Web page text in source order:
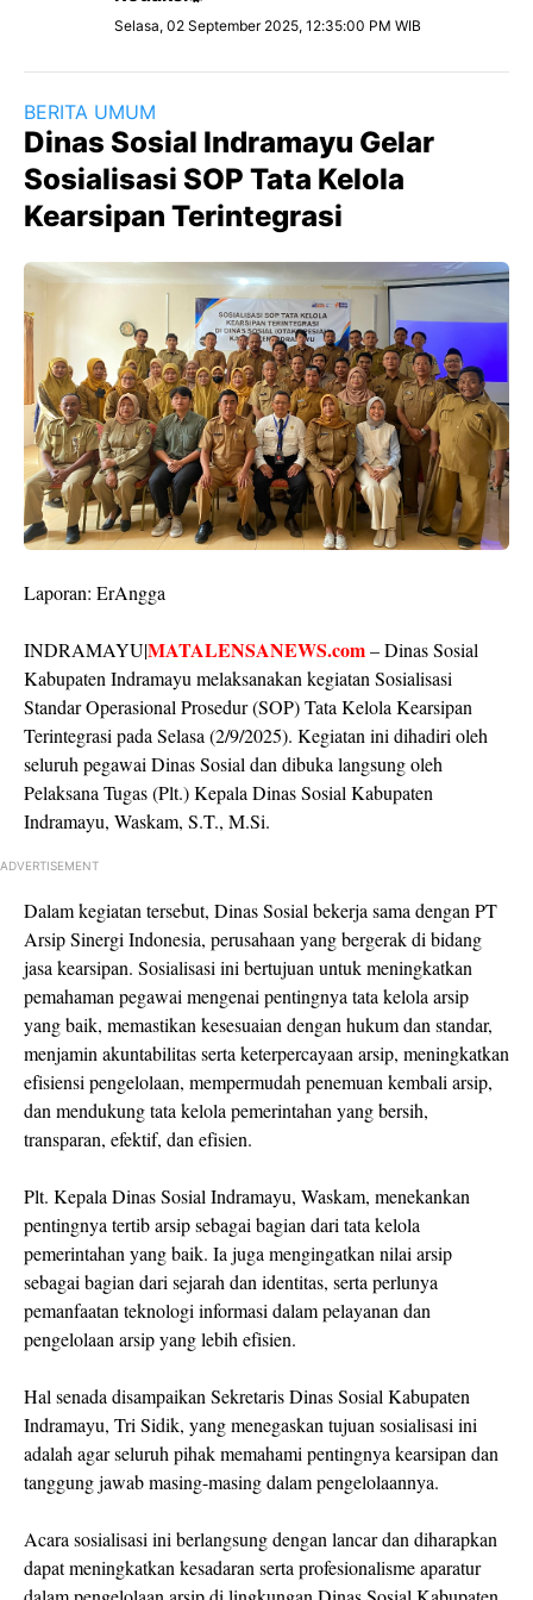
Selasa, 02 September 2025, 12:35:00 PM WIB
BERITA UMUM
Dinas Sosial Indramayu Gelar
Sosialisasi SOP Tata Kelola
Kearsipan Terintegrasi
Laporan: ErAngga
INDRAMAYU|MATALENSANEWS.com– Dinas Sosial
Kabupaten Indramayu melaksanakan kegiatan Sosialisasi
Standar Operasional Prosedur (SOP) Tata Kelola Kearsipan
Terintegrasi pada Selasa (2/9/2025). Kegiatan ini dihadiri oleh
seluruh pegawai Dinas Sosial dan dibuka langsung oleh
Pelaksana Tugas (Plt.) Kepala Dinas Sosial Kabupaten
Indramayu, Waskam, S.T., M.Si.
ADVERTISEMENT
Dalam kegiatan tersebut, Dinas Sosial bekerja sama dengan PT
Arsip Sinergi Indonesia, perusahaan yang bergerak di bidang
jasa kearsipan. Sosialisasi ini bertujuan untuk meningkatkan
pemahaman pegawai mengenai pentingnya tata kelola arsip
yang baik, memastikan kesesuaian dengan hukum dan standar,
menjamin akuntabilitas serta keterpercayaan arsip, meningkatkan
efisiensi pengelolaan, mempermudah penemuan kembali arsip,
dan mendukung tata kelola pemerintahan yang bersih,
transparan, efektif, dan efisien.
Plt. Kepala Dinas Sosial Indramayu, Waskam, menekankan
pentingnya tertib arsip sebagai bagian dari tata kelola
pemerintahan yang baik. Ia juga mengingatkan nilai arsip
sebagai bagian dari sejarah dan identitas, serta perlunya
pemanfaatan teknologi informasi dalam pelayanan dan
pengelolaan arsip yang lebih efisien.
Hal senada disampaikan Sekretaris Dinas Sosial Kabupaten
Indramayu, Tri Sidik, yang menegaskan tujuan sosialisasi ini
adalah agar seluruh pihak memahami pentingnya kearsipan dan
tanggung jawab masing-masing dalam pengelolaannya.
Acara sosialisasi ini berlangsung dengan lancar dan diharapkan
dapat meningkatkan kesadaran serta profesionalisme aparatur